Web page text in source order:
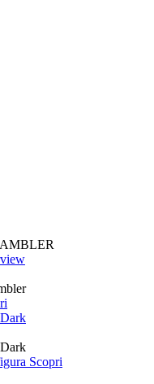
Scopri